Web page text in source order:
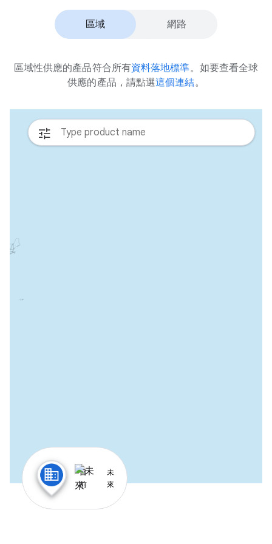
區域 網路
區域性供應的產品符合所有資料落地標準。如要查看全球
供應的產品，請點選這個連結。
目
前
未
來